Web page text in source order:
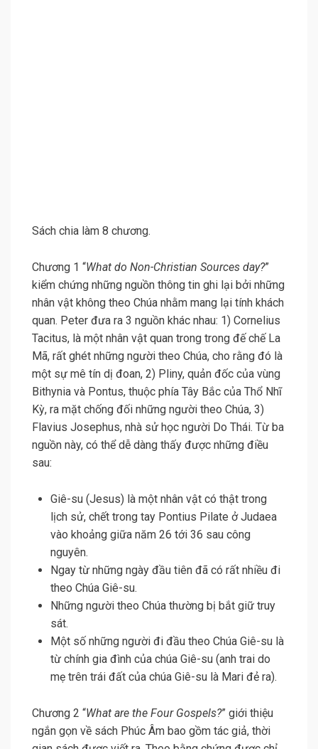
Sách chia làm 8 chương.
Chương 1 “What do Non-Christian Sources day?”
kiểm chứng những nguồn thông tin ghi lại bởi những
nhân vật không theo Chúa nhằm mang lại tính khách
quan. Peter đưa ra 3 nguồn khác nhau: 1) Cornelius
Tacitus, là một nhân vật quan trong trong đế chế La
Mã, rất ghét những người theo Chúa, cho rằng đó là
một sự mê tín dị đoan, 2) Pliny, quản đốc của vùng
Bithynia và Pontus, thuộc phía Tây Bắc của Thổ Nhĩ
Kỳ, ra mặt chống đối những người theo Chúa, 3)
Flavius Josephus, nhà sử học người Do Thái. Từ ba
nguồn này, có thể dễ dàng thấy được những điều
sau:
Giê-su (Jesus) là một nhân vật có thật trong
lịch sử, chết trong tay Pontius Pilate ở Judaea
vào khoảng giữa năm 26 tới 36 sau công
nguyên.
Ngay từ những ngày đầu tiên đã có rất nhiều đi
theo Chúa Giê-su.
Những người theo Chúa thường bị bắt giữ truy
sát.
Một số những người đi đầu theo Chúa Giê-su là
từ chính gia đình của chúa Giê-su (anh trai do
mẹ trên trái đất của chúa Giê-su là Mari đẻ ra).
Chương 2 “What are the Four Gospels?” giới thiệu
ngắn gọn về sách Phúc Âm bao gồm tác giả, thời